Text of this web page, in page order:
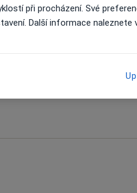
Ověřte svou
při procházení. Své
Další informace naleznete